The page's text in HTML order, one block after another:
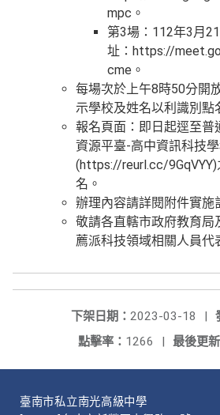
mpc。
第3場：112年3月
址：https://
cme。
每場次於上午8時50分開
示學校及姓名以利識別點
報名頁面：即日起逕至普
資源平臺-高中資訊科技
(https://reurl.cc/
名。
辦理內容請詳閱附件實施
敬請各直轄市政府教育局
薦派科技領域相關人員代
下架日期： 2023-03-18
|
最後更
點擊率： 1266 |
臺南市私立南光高級中學